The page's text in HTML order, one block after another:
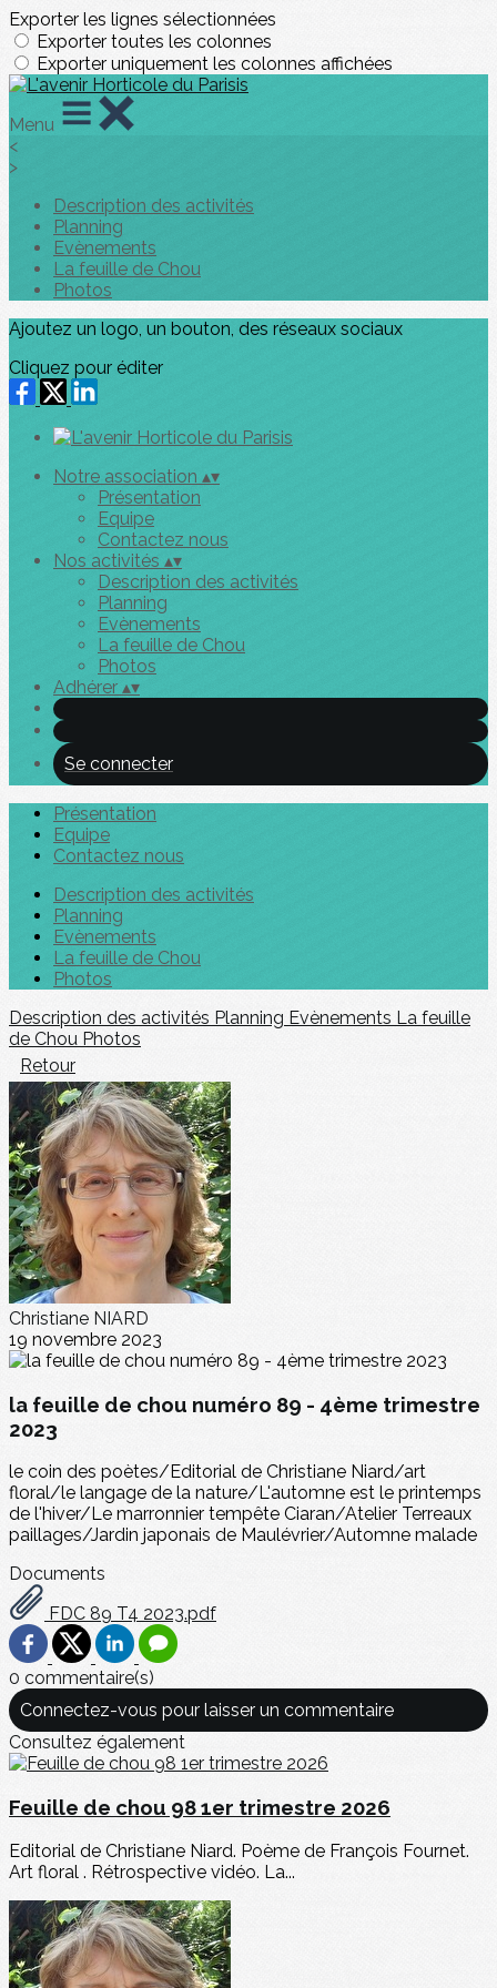
Exporter les lignes sélectionnées
Exporter toutes les colonnes
Exporter uniquement les colonnes affichées
Menu
<
>
Description des activités
Planning
Evènements
La feuille de Chou
Photos
Ajoutez un logo, un bouton, des réseaux sociaux
Cliquez pour éditer
Notre association ▴▾
Présentation
Equipe
Contactez nous
Nos activités ▴▾
Description des activités
Planning
Evènements
La feuille de Chou
Photos
Adhérer ▴▾
Se connecter
Présentation
Equipe
Contactez nous
Description des activités
Planning
Evènements
La feuille de Chou
Photos
Description des activités Planning Evènements La feuille
de Chou Photos
Retour
Christiane NIARD
19 novembre 2023
la feuille de chou numéro 89 - 4ème trimestre
2023
le coin des poètes/Editorial de Christiane Niard/art
floral/le langage de la nature/L'automne est le printemps
de l'hiver/Le marronnier tempête Ciaran/Atelier Terreaux
paillages/Jardin japonais de Maulévrier/Automne malade
Documents
FDC 89 T4 2023.pdf
0 commentaire(s)
Connectez-vous pour laisser un commentaire
Consultez également
Feuille de chou 98 1er trimestre 2026
Editorial de Christiane Niard. Poème de François Fournet.
Art floral . Rétrospective vidéo. La...